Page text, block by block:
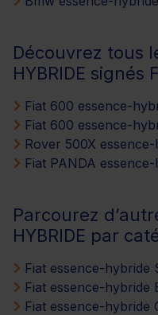
Découvrez tous
HYBRIDE signés
Fiat 600 essence-
Fiat 600 essence-
Rover 500X
Fiat PANDA
Parcourez
HYBRIDE par
Fiat essence-hybride
Fiat essence-hybride
Fiat essence-hybride